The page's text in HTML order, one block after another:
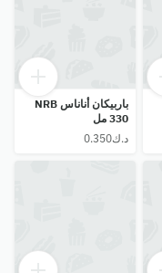
باربيكان أناناس NRB
330 مل